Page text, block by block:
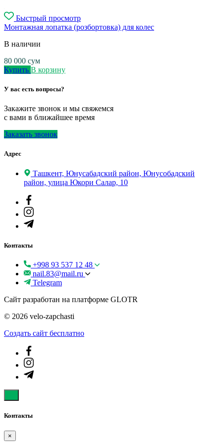
Быстрый просмотр
Монтажная лопатка (розбортовка) для колес
В наличии
80 000 сум
Купить В корзину
У вас есть вопросы?
Закажите звонок и мы свяжемся
с вами в ближайшее время
Заказать звонок
Адрес
Ташкент, Юнусабадский район, Юнусобадский
район, улица Юкори Салар, 10
Контакты
+998 93 537 12 48
nail.83@mail.ru
Telegram
Сайт разработан на платформе GLOTR
© 2026 velo-zapchasti
Создать cайт бесплатно
Контакты
×